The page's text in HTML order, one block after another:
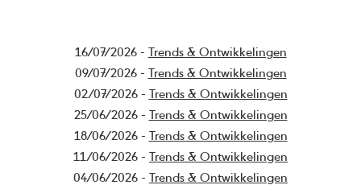
16/07/2026 -
Trends & Ontwikkelingen
09/07/2026 -
Trends & Ontwikkelingen
02/07/2026 -
Trends & Ontwikkelingen
25/06/2026 -
Trends & Ontwikkelingen
18/06/2026 -
Trends & Ontwikkelingen
11/06/2026 -
Trends & Ontwikkelingen
04/06/2026 -
Trends & Ontwikkelingen